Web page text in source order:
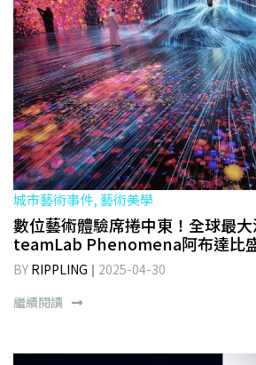
城市藝術事件, 藝術美學
數位藝術體驗席捲中東！全球最
teamLab Phenomena阿布達比
BY RIPPLING
2025-04-30
繼續閱讀